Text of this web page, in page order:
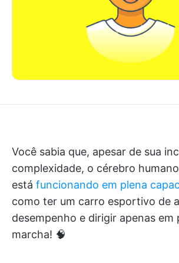
Você sabia que, apesar de sua
complexidade, o cérebro
está funcionando em plena
como ter um carro esportivo de
desempenho e dirigir apenas em
marcha! 🧠